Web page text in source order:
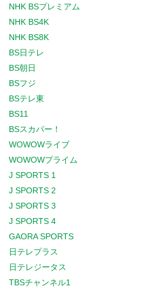
NHK BSプレミアム
NHK BS4K
NHK BS8K
BS日テレ
BS朝日
BSフジ
BSテレ東
BS11
BSスカパー！
WOWOWライブ
WOWOWプライム
J SPORTS 1
J SPORTS 2
J SPORTS 3
J SPORTS 4
GAORA SPORTS
日テレプラス
日テレジータス
TBSチャンネル1